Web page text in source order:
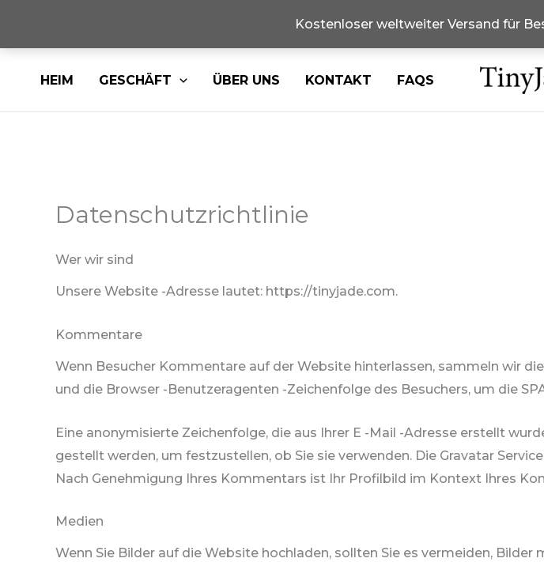
Kostenloser weltweiter Versand für
HEIM GESCHÄFT ÜBER UNS KONTAKT FAQS
Datenschutzrichtlinie
Wer wir sind
Unsere Website -Adresse lautet: https://tinyjade.com.
Kommentare
Wenn Besucher Kommentare auf der Website hinterlassen, sammeln wir
und die Browser -Benutzeragenten -Zeichenfolge des Besuchers, um die
Eine anonymisierte Zeichenfolge, die aus Ihrer E -Mail -Adresse erstellt
gestellt werden, um festzustellen, ob Sie sie verwenden. Die Gravatar
Nach Genehmigung Ihres Kommentars ist Ihr Profilbild im Kontext Ihres
Medien
Wenn Sie Bilder auf die Website hochladen, sollten Sie es vermeiden,